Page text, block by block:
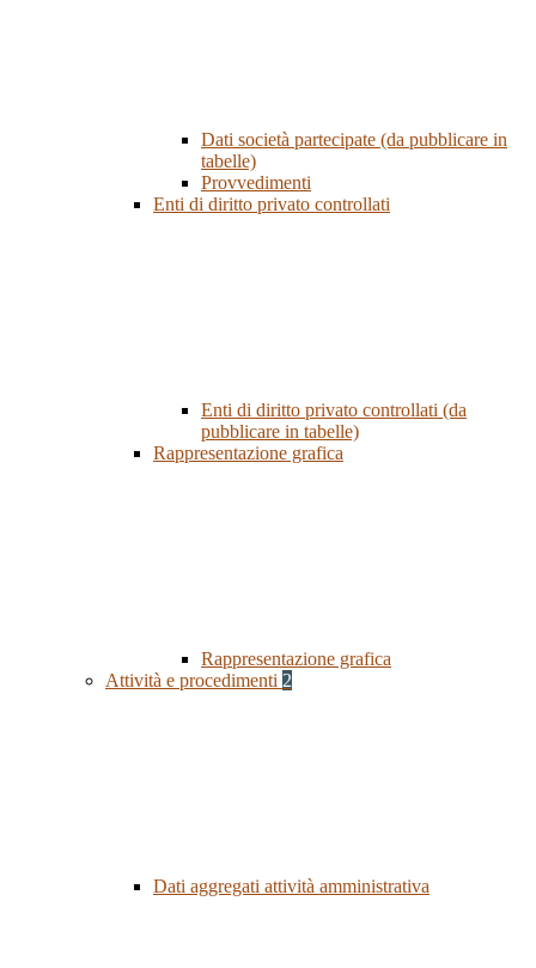
Dati società partecipate (da pubblicare in
tabelle)
Provvedimenti
Enti di diritto privato controllati
Enti di diritto privato controllati (da
pubblicare in tabelle)
Rappresentazione grafica
Rappresentazione grafica
Attività e procedimenti 2
Dati aggregati attività amministrativa